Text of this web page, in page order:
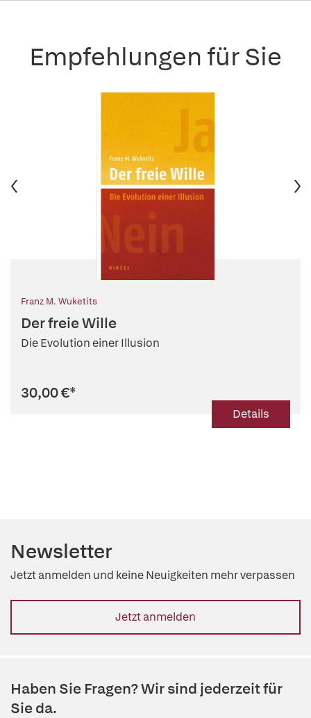
Empfehlungen für Sie
Franz M. Wuketits
Der freie Wille
Die Evolution einer Illusion
30,00 €*
Details
Newsletter
Jetzt anmelden und keine Neuigkeiten mehr verpassen
Jetzt anmelden
Haben Sie Fragen? Wir sind jederzeit für
Sie da.